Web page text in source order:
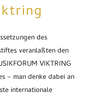
des
veranlaßten den
VIKTRING
– man denke dabei an
internationale